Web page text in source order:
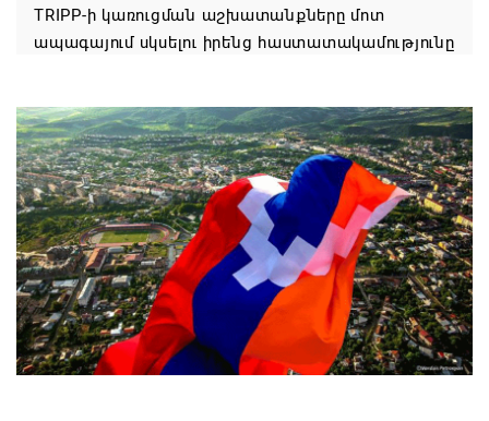
TRIPP-ի կառուցման աշխատանքները մոտ
ապագայում սկսելու իրենց հաստատակամությունը
Փաշինյանն ու Ալիևը հեռախոսազրույց են ունեցել․
քննարկվել է TRIPP երթուղու նախագծի
իրականացումը
08.08.2026 12:32
Մաքսիմ Հակոբյանն այսօր կդառնար 77
տարեկան
08.08.2026 09:40